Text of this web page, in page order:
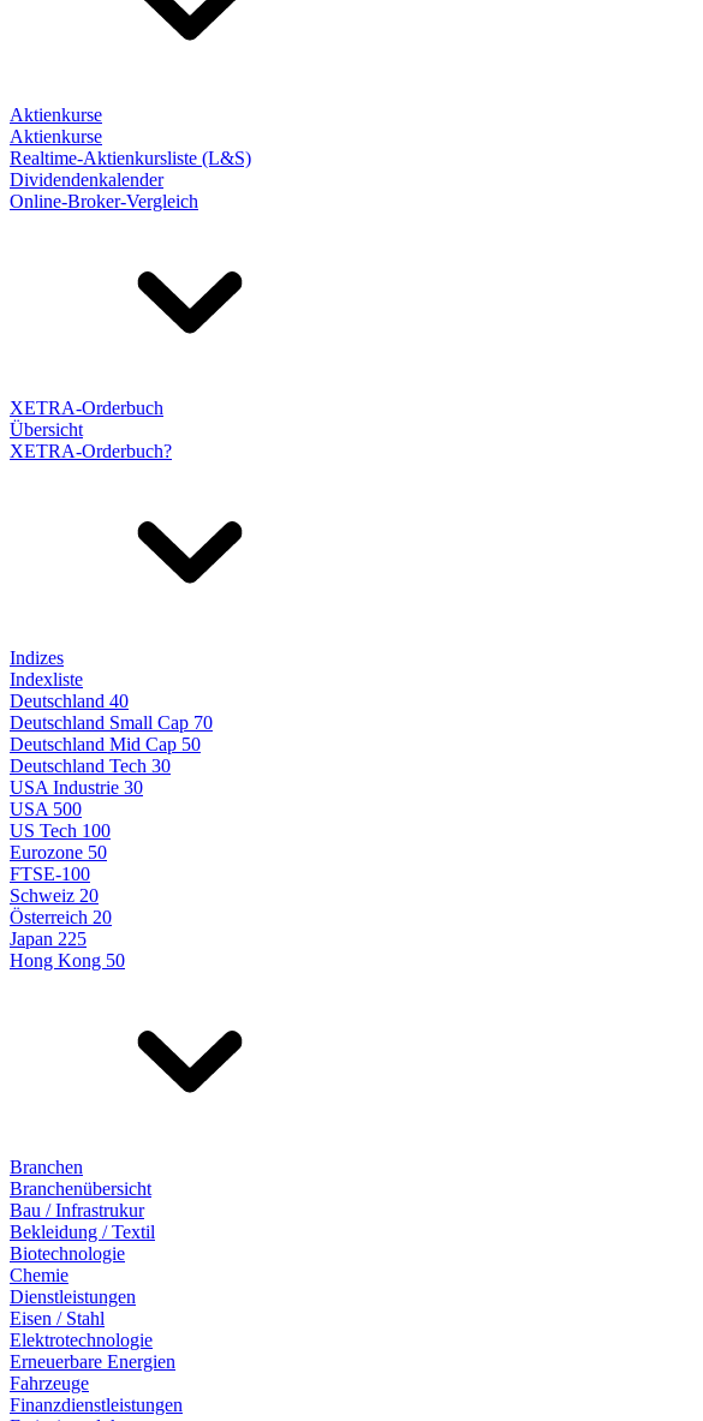
Aktienkurse
Aktienkurse
Realtime-Aktienkursliste (L&S)
Dividendenkalender
Online-Broker-Vergleich
XETRA-Orderbuch
Übersicht
XETRA-Orderbuch?
Indizes
Indexliste
Deutschland 40
Deutschland Small Cap 70
Deutschland Mid Cap 50
Deutschland Tech 30
USA Industrie 30
USA 500
US Tech 100
Eurozone 50
FTSE-100
Schweiz 20
Österreich 20
Japan 225
Hong Kong 50
Branchen
Branchenübersicht
Bau / Infrastrukur
Bekleidung / Textil
Biotechnologie
Chemie
Dienstleistungen
Eisen / Stahl
Elektrotechnologie
Erneuerbare Energien
Fahrzeuge
Finanzdienstleistungen